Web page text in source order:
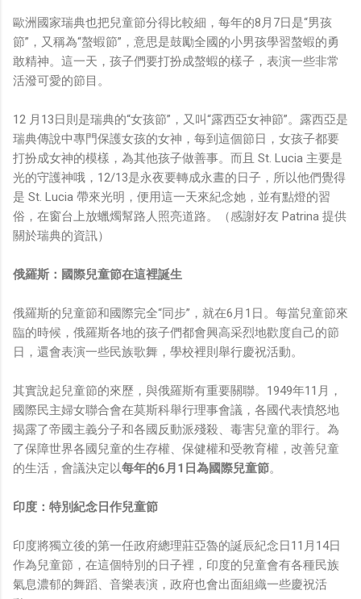
歐洲國家瑞典也把兒童節分得比較細，每年的8月7日是“男孩
節”，又稱為“螯蝦節”，意思是鼓勵全國的小男孩學習螯蝦的勇
敢精神。這一天，孩子們要打扮成螯蝦的樣子，表演一些非常
活潑可愛的節目。
12 月13日則是瑞典的“女孩節”，又叫“露西亞女神節”。露西亞是
瑞典傳說中專門保護女孩的女神，每到這個節日，女孩子都要
打扮成女神的模樣，為其他孩子做善事。而且 St. Lucia 主要是
光的守護神哦，12/13是永夜要轉成永晝的日子，所以他們覺得
是 St. Lucia 帶來光明，便用這一天來紀念她，並有點燈的習
俗，在窗台上放蠟燭幫路人照亮道路。（感謝好友 Patrina 提供
關於瑞典的資訊）
俄羅斯：國際兒童節在這裡誕生
俄羅斯的兒童節和國際完全“同步”，就在6月1日。每當兒童節來
臨的時候，俄羅斯各地的孩子們都會興高采烈地歡度自己的節
日，還會表演一些民族歌舞，學校裡則舉行慶祝活動。
其實說起兒童節的來歷，與俄羅斯有重要關聯。1949年11月，
國際民主婦女聯合會在莫斯科舉行理事會議，各國代表憤怒地
揭露了帝國主義分子和各國反動派殘殺、毒害兒童的罪行。為
了保障世界各國兒童的生存權、保健權和受教育權，改善兒童
的生活，會議決定以每年的6月1日為國際兒童節。
印度：特別紀念日作兒童節
印度將獨立後的第一任政府總理莊亞魯的誕辰紀念日11月14日
作為兒童節，在這個特別的日子裡，印度的兒童會有各種民族
氣息濃郁的舞蹈、音樂表演，政府也會出面組織一些慶祝活